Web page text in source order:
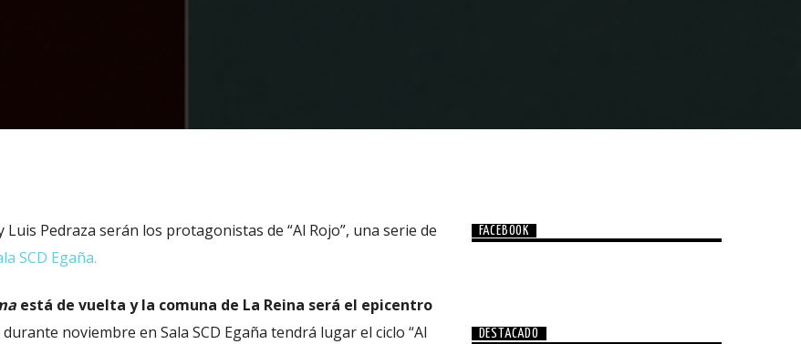
Pedraza serán los protagonistas de “Al Rojo”, una serie de
SCD Egaña.
está de vuelta y la comuna de La Reina será el epicentro
noviembre en Sala SCD Egaña tendrá lugar el ciclo “Al
FACEBOOK
DESTACADO